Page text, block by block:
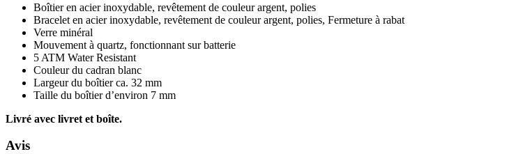
Boîtier en acier inoxydable, revêtement de couleur argent, polies
Bracelet en acier inoxydable, revêtement de couleur argent, polies, Fermeture à rabat
Verre minéral
Mouvement à quartz, fonctionnant sur batterie
5 ATM Water Resistant
Couleur du cadran blanc
Largeur du boîtier ca. 32 mm
Taille du boîtier d’environ 7 mm
Livré avec livret et boîte.
Avis